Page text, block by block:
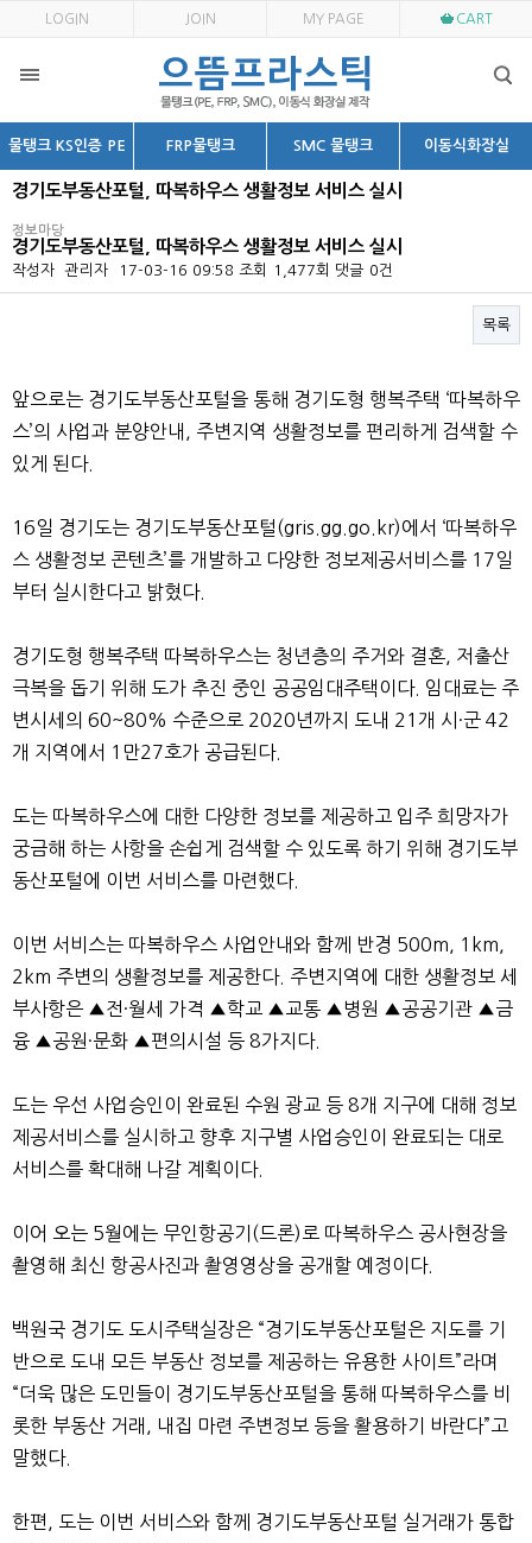
LOGIN JOIN MY PAGE CART
물탱크 KS인증 PE FRP물탱크 SMC 물탱크 이동식화장실
경기도부동산포털, 따복하우스 생활정보 서비스 실시
정보마당
경기도부동산포털, 따복하우스 생활정보 서비스 실시
작성자 관리자 17-03-16 09:58 조회 1,477회 댓글 0건
목록
앞으로는 경기도부동산포털을 통해 경기도형 행복주택 ‘따복하우
스’의 사업과 분양안내, 주변지역 생활정보를 편리하게 검색할 수
있게 된다.
16일 경기도는 경기도부동산포털(gris.gg.go.kr)에서 ‘따복하우
스 생활정보 콘텐츠’를 개발하고 다양한 정보제공서비스를 17일
부터 실시한다고 밝혔다.
경기도형 행복주택 따복하우스는 청년층의 주거와 결혼, 저출산
극복을 돕기 위해 도가 추진 중인 공공임대주택이다. 임대료는 주
변시세의 60~80% 수준으로 2020년까지 도내 21개 시·군 42
개 지역에서 1만27호가 공급된다.
도는 따복하우스에 대한 다양한 정보를 제공하고 입주 희망자가
궁금해 하는 사항을 손쉽게 검색할 수 있도록 하기 위해 경기도부
동산포털에 이번 서비스를 마련했다.
이번 서비스는 따복하우스 사업안내와 함께 반경 500m, 1km,
2km 주변의 생활정보를 제공한다. 주변지역에 대한 생활정보 세
부사항은 ▲전·월세 가격 ▲학교 ▲교통 ▲병원 ▲공공기관 ▲금
융 ▲공원·문화 ▲편의시설 등 8가지다.
도는 우선 사업승인이 완료된 수원 광교 등 8개 지구에 대해 정보
제공서비스를 실시하고 향후 지구별 사업승인이 완료되는 대로
서비스를 확대해 나갈 계획이다.
이어 오는 5월에는 무인항공기(드론)로 따복하우스 공사현장을
촬영해 최신 항공사진과 촬영영상을 공개할 예정이다.
백원국 경기도 도시주택실장은 “경기도부동산포털은 지도를 기
반으로 도내 모든 부동산 정보를 제공하는 유용한 사이트”라며
“더욱 많은 도민들이 경기도부동산포털을 통해 따복하우스를 비
롯한 부동산 거래, 내집 마련 주변정보 등을 활용하기 바란다”고
말했다.
한편, 도는 이번 서비스와 함께 경기도부동산포털 실거래가 통합